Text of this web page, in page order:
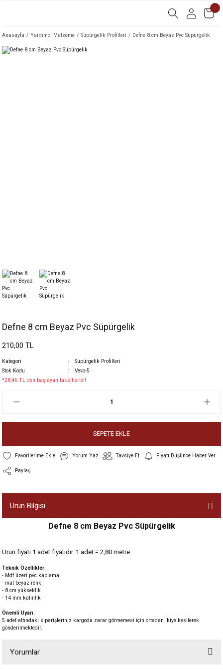
Anasayfa Yardımcı Malzeme Süpürgelik Profilleri Defne 8 cm Beyaz Pvc Süpürgelik
Defne 8 cm Beyaz Pvc Süpürgelik
210,00 TL
Kategori
Süpürgelik Profilleri
Stok Kodu
Vevo-5
*28,46 TL den başlayan taksitlerle!!
SEPETE EKLE
Yorum Yaz Tavsiye Et Fiyatı Düşünce Haber Ver
Paylaş
Ürün Bilgisi
Defne 8 cm Beyaz Pvc Süpürgelik
Ürün fiyatı 1 adet fiyatıdır. 1 adet = 2,80 metre
Teknik Özellikler:
- Mdf üzeri pvc kaplama
- mat beyaz renk
- 8 cm yükseklik
- 14 mm kalınlık
Önemli Uyarı:
5 adet altındaki siparişleriniz kargoda zarar görmemesi için ortadan ikiye kesilerek
gönderilmektedir.
Yorumlar